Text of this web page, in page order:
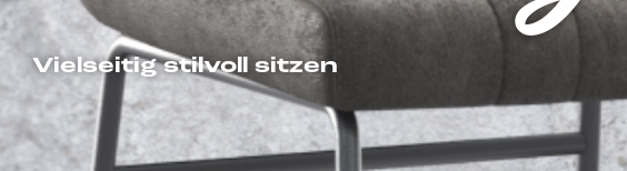
Vielseitig stilvoll sitzen